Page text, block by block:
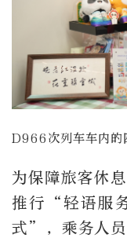
D966次列车车内的
为保障旅客休
推行“轻语服
式”，乘务人员